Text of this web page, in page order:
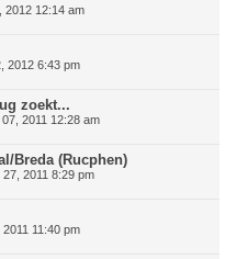
2012 12:14 am
2012 6:43 pm
zoekt...
2011 12:28 am
Breda (Rucphen)
27, 2011 8:29 pm
11:40 pm